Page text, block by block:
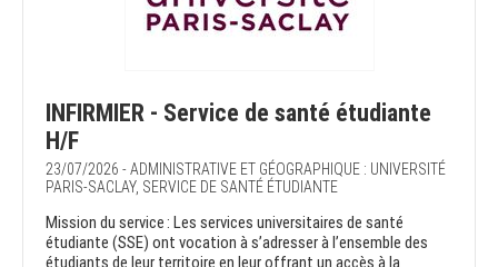
INFIRMIER - Service de santé étudiante
H/F
23/07/2026 - ADMINISTRATIVE ET GÉOGRAPHIQUE : UNIVERSITÉ
PARIS-SACLAY, SERVICE DE SANTÉ ÉTUDIANTE
Mission du service : Les services universitaires de santé
étudiante (SSE) ont vocation à s’adresser à l’ensemble des
étudiants de leur territoire en leur offrant un accès à la